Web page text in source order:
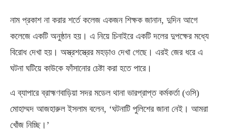
নাম প্রকাশ না করার শর্তে কলেজ একজন শিক্ষক জানান, দুদিন আগে
কলেজে একটি অনুষ্ঠান হয়। এ নিয়ে চিনাইরে একটি দলের দুপক্ষের মধ্যে
বিরোধ দেখা হয়। অস্ত্রশস্ত্রের মহড়াও দেখা গেছে। এরই জের ধরে এ
ঘটনা ঘটিয়ে কাউকে ফাঁসানোর চেষ্টা করা হতে পারে।
এ ব্যাপারে ব্রাহ্মণবাড়িয়া সদর মডেল থানা ভারপ্রাপ্ত কর্মকর্তা (ওসি)
মোহাম্মদ আজহারুল ইসলাম বলেন, ‘ঘটনাটি পুলিশের জানা নেই। আমরা
খোঁজ নিচ্ছি।’